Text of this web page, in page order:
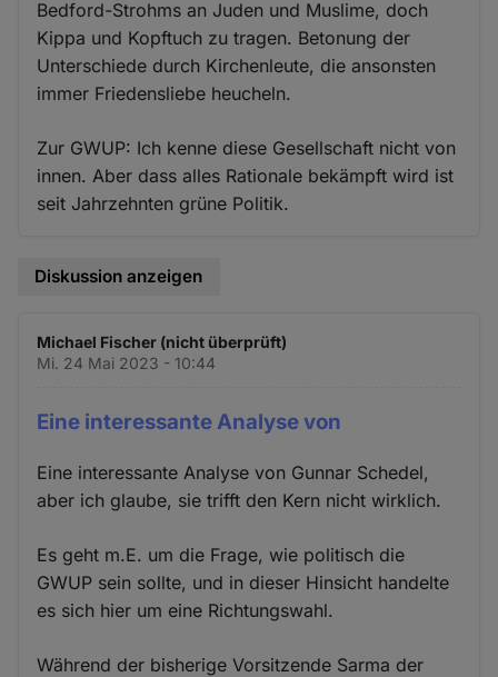
Bedford-Strohms an Juden und Muslime, doch
Kippa und Kopftuch zu tragen. Betonung der
Unterschiede durch Kirchenleute, die ansonsten
immer Friedensliebe heucheln.
Zur GWUP: Ich kenne diese Gesellschaft nicht von
innen. Aber dass alles Rationale bekämpft wird ist
seit Jahrzehnten grüne Politik.
Diskussion anzeigen
Michael Fischer (nicht überprüft)
Mi. 24 Mai 2023 - 10:44
Eine interessante Analyse von
Eine interessante Analyse von Gunnar Schedel,
aber ich glaube, sie trifft den Kern nicht wirklich.
Es geht m.E. um die Frage, wie politisch die
GWUP sein sollte, und in dieser Hinsicht handelte
es sich hier um eine Richtungswahl.
Während der bisherige Vorsitzende Sarma der